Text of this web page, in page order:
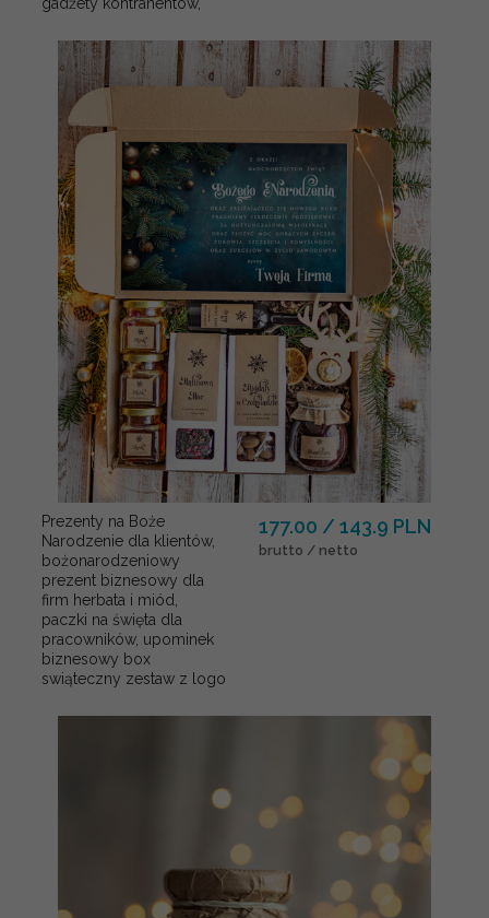
Prezenty na Boże
Narodzenie dla klientów,
bożonarodzeniowy
prezent biznesowy dla
firm herbata i miód,
paczki na święta dla
pracowników, upominek
biznesowy box
swiąteczny zestaw z logo
177.00 / 143.9 PLN
brutto / netto